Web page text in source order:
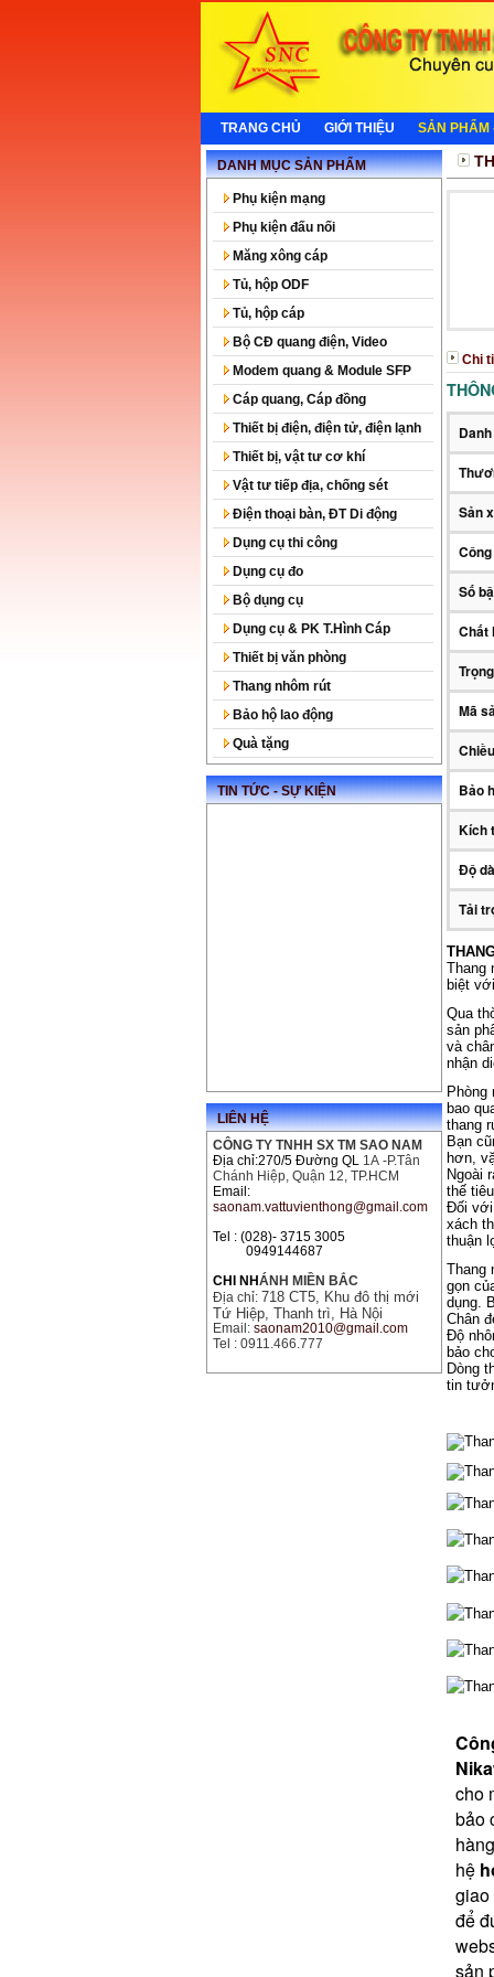
TRANG CHỦ GIỚI THIỆU SẢN PHẨM
DANH MỤC SẢN PHẨM
Phụ kiện mạng
Phụ kiện đấu nối
Măng xông cáp
Tủ, hộp ODF
Tủ, hộp cáp
Bộ CĐ quang điện, Video
Modem quang & Module SFP
Cáp quang, Cáp đồng
Thiết bị điện, điện tử, điện lạnh
Thiết bị, vật tư cơ khí
Vật tư tiếp địa, chống sét
Điện thoại bàn, ĐT Di động
Dụng cụ thi công
Dụng cụ đo
Bộ dụng cụ
Dụng cụ & PK T.Hình Cáp
Thiết bị văn phòng
Thang nhôm rút
Bảo hộ lao động
Quà tặng
TIN TỨC - SỰ KIỆN
LIÊN HỆ
CÔNG TY TNHH SX TM SAO NAM
Địa chỉ:270/5 Đường QL 1A -P.Tân
Chánh Hiệp, Quận 12, TP.HCM
Email:
saonam.vattuvienthong@gmail.com
Tel : (028)- 3715 3005
0949144687
CHI NHÁNH MIỀN BẮC
Địa chỉ: 718 CT5, Khu đô thị mới
Tứ Hiệp, Thanh trì, Hà Nội
Email: saonam2010@gmail.com
Tel : 0911.466.777
Chi
Sản
Số
Chất
Mã
Bảo
Kích
Độ
Tải
Thang
biệt
Qua
sản
và
nhận
bao
thang
Bạn
hơn,
Ngoài
thế
Đối với
xách
thuận
Thang
gọn
dụng.
Chân
Độ
bảo
Dòng
tin
cho
bảo
hệ
giao
để
sản